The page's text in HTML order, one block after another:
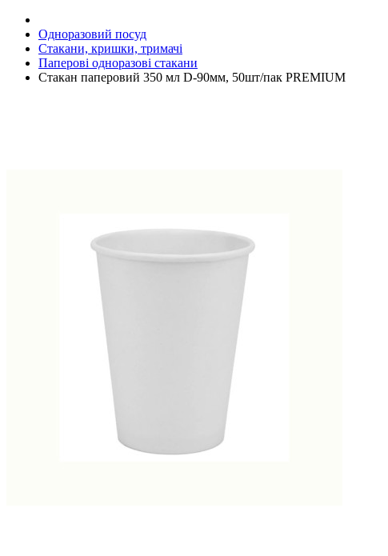
Одноразовий посуд
Стакани, кришки, тримачі
Паперові одноразові стакани
Стакан паперовий 350 мл D-90мм, 50шт/пак PREMIUM